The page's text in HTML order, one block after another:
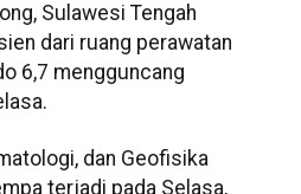
Sulawesi Tengah
dari ruang perawatan
6,7 mengguncang
dan Geofisika
terjadi pada Selasa,